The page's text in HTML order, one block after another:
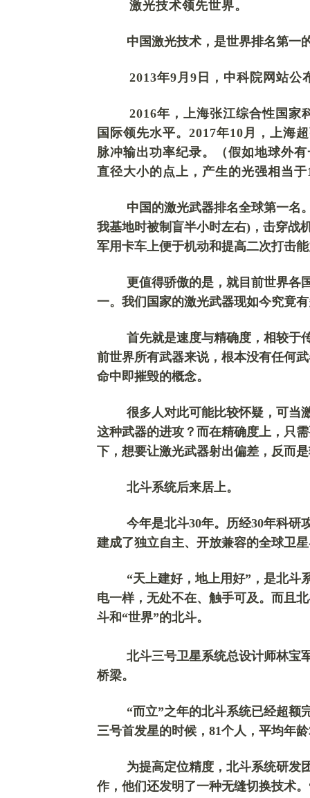
激光技术领先世界。
中国激光技术，是世界排名第一
2013年9月9日，中科院网站
2016年，上海张江综合性国家
国际领先水平。 2017年10月，上海
脉冲输出功率纪录。
（假如地球外
直径大小的点上，产生的光强相当于
中国的激光武器排名全球第一名
我基地时被制盲半小时左右)，击穿战
军用卡车上便于机动和提高二次打击
更值得骄傲的是，就目前世界各
一。我们国家的激光武器现如今究竟
首先就是速度与精确度，相较于
前世界所有武器来说，根本没有任何
命中即摧毁的概念。
很多人对此可能比较怀疑，可当
这种武器的进攻？而在精确度上，只
下，想要让激光武器射出偏差，反而
北斗系统后来居上。
今年是北斗30年。历经30年科研
建成了独立自主、开放兼容的全球卫
“天上建好，地上用好”，是北斗
电一样，无处不在、触手可及。而且
斗和“世界”的北斗。
北斗三号卫星系统总设计师林宝
桥梁。
“而立”之年的北斗系统已经超额
三号首发星的时候，81个人，平均年
为提高定位精度，北斗系统研发
作，他们还发明了一种无缝切换技术。